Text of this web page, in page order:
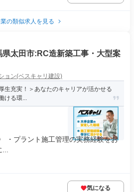
の類似求人を見る
太田市:RC造新築工事・大型案
ョン(ベスキャリ建設)
生充実！＞あなたのキャリアが活かせる
ける環...
・プラント施工管理の実務経験をお
気になる